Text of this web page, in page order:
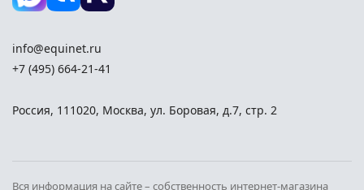
info@equinet.ru
+7 (495) 664-21-41
Россия, 111020, Москва, ул. Боровая, д.7, стр. 2
Вся информация на сайте – собственность интернет-магазина